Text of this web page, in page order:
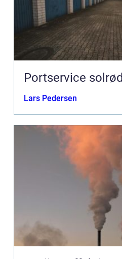
Portservice solrød
Lars Pedersen